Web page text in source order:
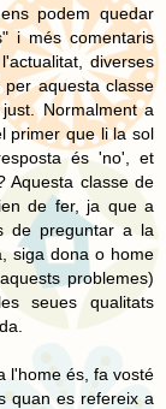
podem quedar
i més comentaris
diverses
aquesta classe
Normalment a
primer que li la sol
és 'no', et
Aquesta classe de
de fer, ja que a
de preguntar a la
siga dona o home
problemes)
seues qualitats
l'home és, fa vosté
quan es refereix a